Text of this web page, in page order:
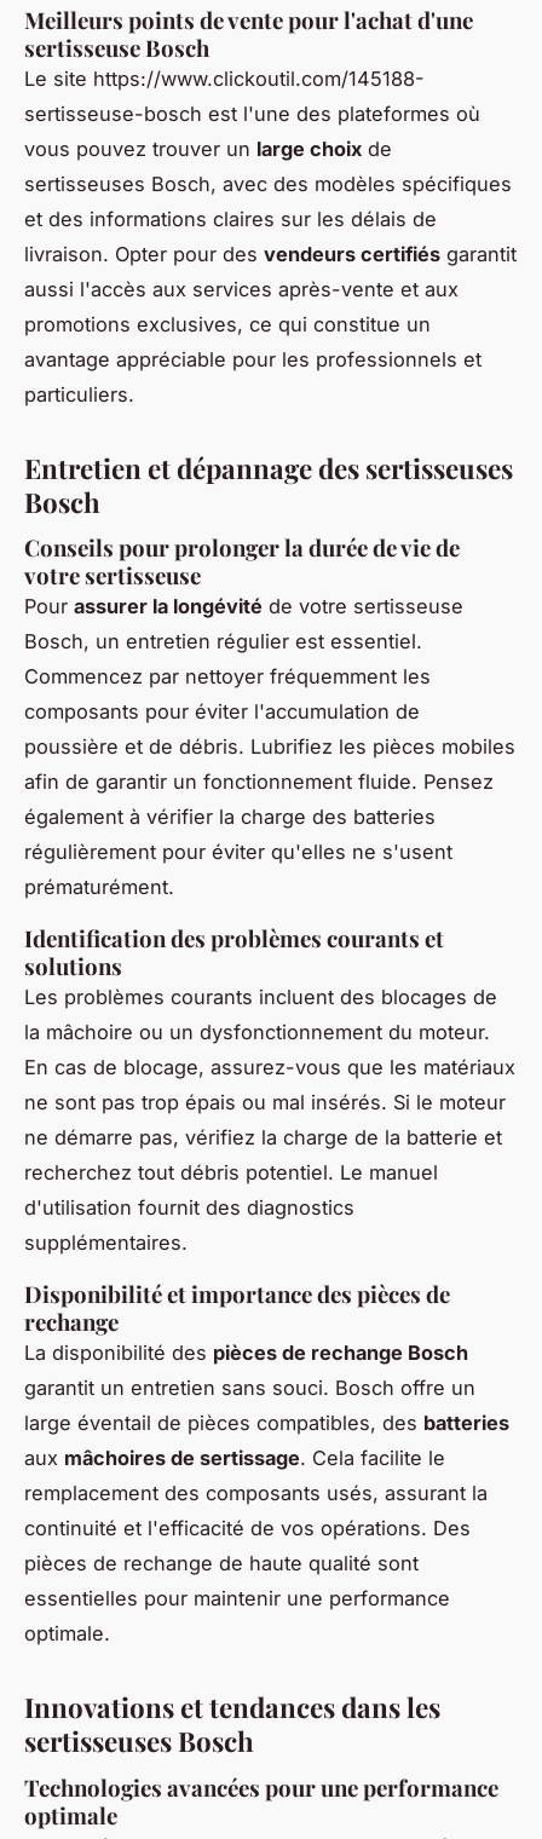
Meilleurs points de vente pour l'achat d'une
sertisseuse Bosch
Le site https://www.clickoutil.com/145188-
sertisseuse-bosch est l'une des plateformes où
vous pouvez trouver un large choix de
sertisseuses Bosch, avec des modèles spécifiques
et des informations claires sur les délais de
livraison. Opter pour des vendeurs certifiés garantit
aussi l'accès aux services après-vente et aux
promotions exclusives, ce qui constitue un
avantage appréciable pour les professionnels et
particuliers.
Entretien et dépannage des sertisseuses
Bosch
Conseils pour prolonger la durée de vie de
votre sertisseuse
Pour assurer la longévité de votre sertisseuse
Bosch, un entretien régulier est essentiel.
Commencez par nettoyer fréquemment les
composants pour éviter l'accumulation de
poussière et de débris. Lubrifiez les pièces mobiles
afin de garantir un fonctionnement fluide. Pensez
également à vérifier la charge des batteries
régulièrement pour éviter qu'elles ne s'usent
prématurément.
Identification des problèmes courants et
solutions
Les problèmes courants incluent des blocages de
la mâchoire ou un dysfonctionnement du moteur.
En cas de blocage, assurez-vous que les matériaux
ne sont pas trop épais ou mal insérés. Si le moteur
ne démarre pas, vérifiez la charge de la batterie et
recherchez tout débris potentiel. Le manuel
d'utilisation fournit des diagnostics
supplémentaires.
Disponibilité et importance des pièces de
rechange
La disponibilité des pièces de rechange Bosch
garantit un entretien sans souci. Bosch offre un
large éventail de pièces compatibles, des batteries
aux mâchoires de sertissage. Cela facilite le
remplacement des composants usés, assurant la
continuité et l'efficacité de vos opérations. Des
pièces de rechange de haute qualité sont
essentielles pour maintenir une performance
optimale.
Innovations et tendances dans les
sertisseuses Bosch
Technologies avancées pour une performance
optimale